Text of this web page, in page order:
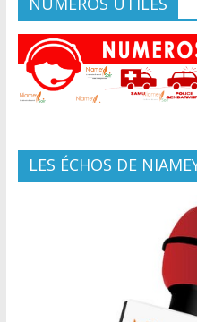
LES ÉCHOS DE